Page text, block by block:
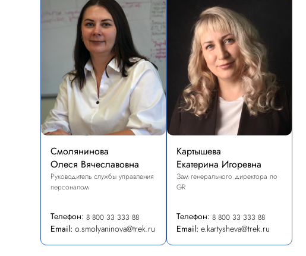
Смолянинова
Олеся Вячеславовна
Руководитель службы управления
персоналом
Телефон: 8 800 33 333 88
Email: o.smolyaninova@trek.ru
Картышева
Екатерина Игоревна
Зам генерального директора по
GR
Телефон: 8 800 33 333 88
Email: e.kartysheva@trek.ru